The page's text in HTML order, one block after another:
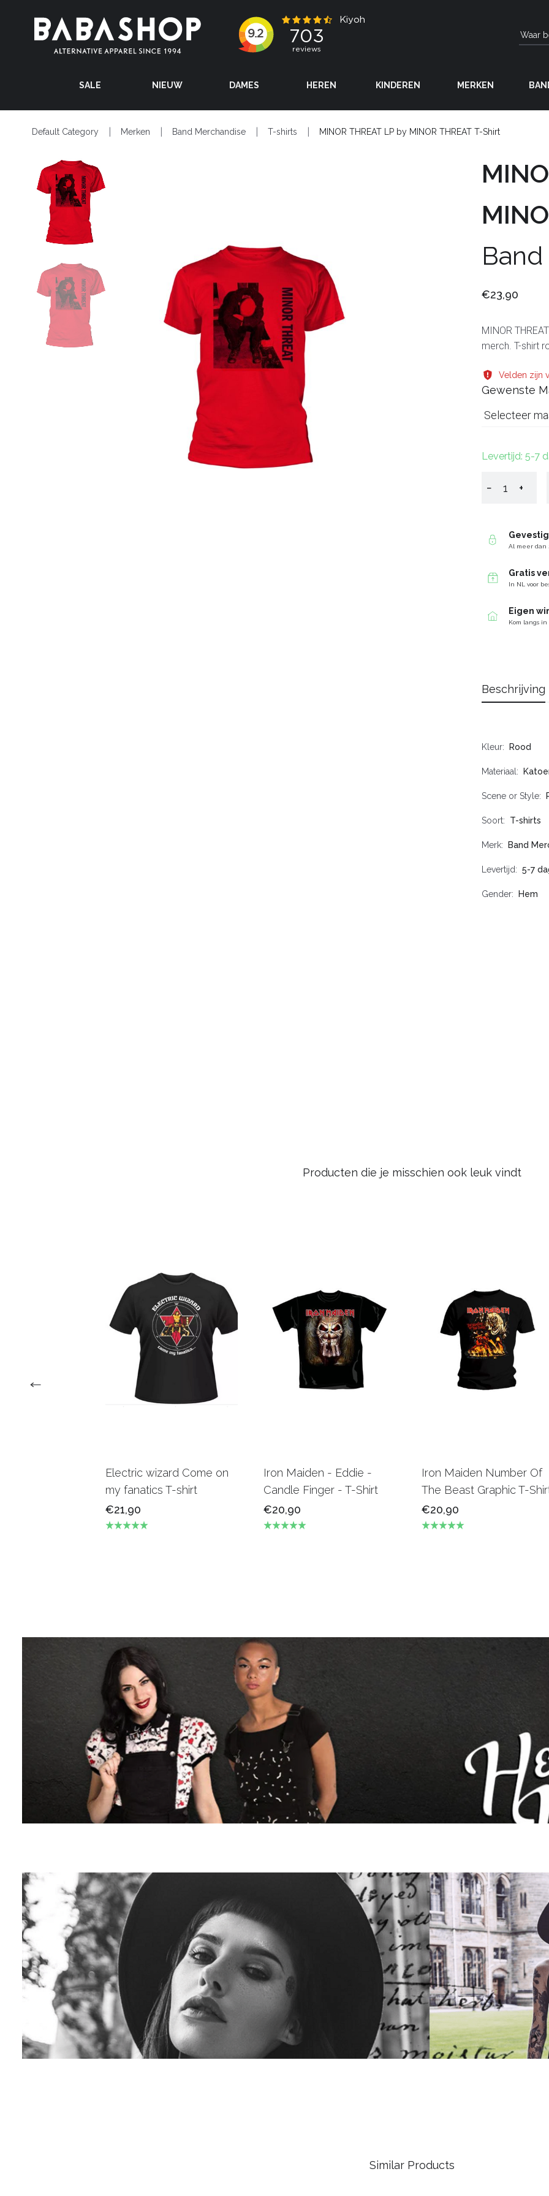
SALE NIEUW DAMES HEREN KINDEREN MERKEN
Default Category Merken Band Merchandise T-shirts MINOR THREAT LP by MINOR THREAT T-Shirt
€23,90
MINOR
merch. T-shirt
Velden zijn
Gewenste
Selecteer
Levertijd: 5-7
− +
Al meer dan
Gratis
In NL voor
Eigen
Kom langs
Beschrijving
Kleur Rood
Materiaal
Scene or Style
Soort T-shirts
Merk Band
Levertijd 5-7
Gender Hem
Producten die je misschien ook leuk vindt
Electric wizard Come on
my fanatics T-shirt
€21,90
Iron Maiden - Eddie -
Candle Finger - T-Shirt
€20,90
Iron Maiden Number Of
The Beast Graphic T-
€20,90
Similar Products